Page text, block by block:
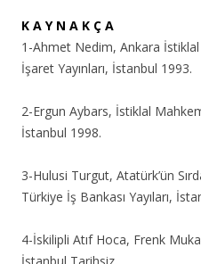
K A Y N A K Ç A
1-Ahmet Nedim, Ankara
İşaret Yayınları, İstanbul 1993.
2-Ergun Aybars, İstiklal
İstanbul 1998.
3-Hulusi Turgut, Atatürk’ün
Türkiye İş Bankası Yayıları,
4-İskilipli Atıf Hoca, Frenk